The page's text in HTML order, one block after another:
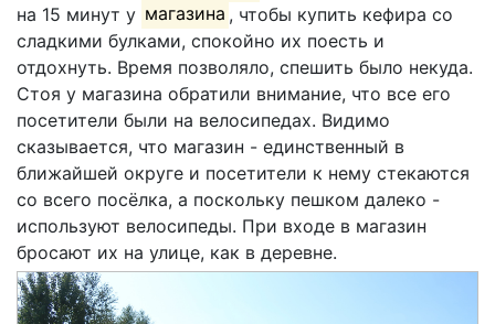
на 15 минут у магазина , чтобы купить кефира со
сладкими булками, спокойно их поесть и
отдохнуть. Время позволяло, спешить было некуда.
Стоя у магазина обратили внимание, что все его
посетители были на велосипедах. Видимо
сказывается, что магазин - единственный в
ближайшей округе и посетители к нему стекаются
со всего посёлка, а поскольку пешком далеко -
используют велосипеды. При входе в магазин
бросают их на улице, как в деревне.